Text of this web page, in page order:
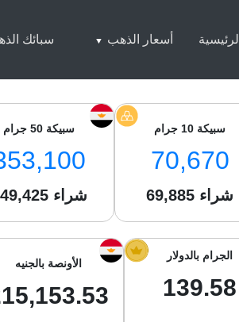
الرئيسية أسعار الذهب سبائك
سبيكة 10 جرام
70,670
69,885 شراء
سبيكة 50 جرام
شراء
الجرام بالدولار
139.58
الأونصة بالجنيه